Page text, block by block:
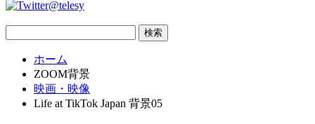
@telesy
ホーム
ZOOM背景
映画・映像
Life at TikTok Japan 背景05